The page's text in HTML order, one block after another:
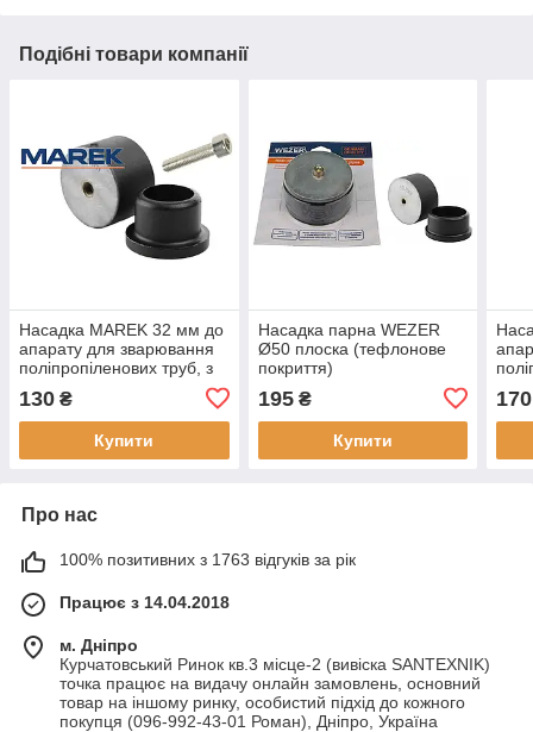
Подібні товари компанії
Насадка MAREK 32 мм до
апарату для зварювання
поліпропіленових труб, з
130 ₴
Купити
Насадка парна WEZER
Ø50 плоска (тефлонове
покриття)
195₴
Купити
170
Про нас
100% позитивних з 1763 відгуків за рік
Працює з 14.04.2018
м. Дніпро
Курчатовський Ринок кв.3 місце-2 (вивіска SANTEXNIK)
точка працює на видачу онлайн замовлень, основний
товар на іншому ринку, особистий підхід до кожного
покупця (096-992-43-01 Роман), Дніпро, Україна